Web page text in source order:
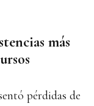
más
pérdidas de